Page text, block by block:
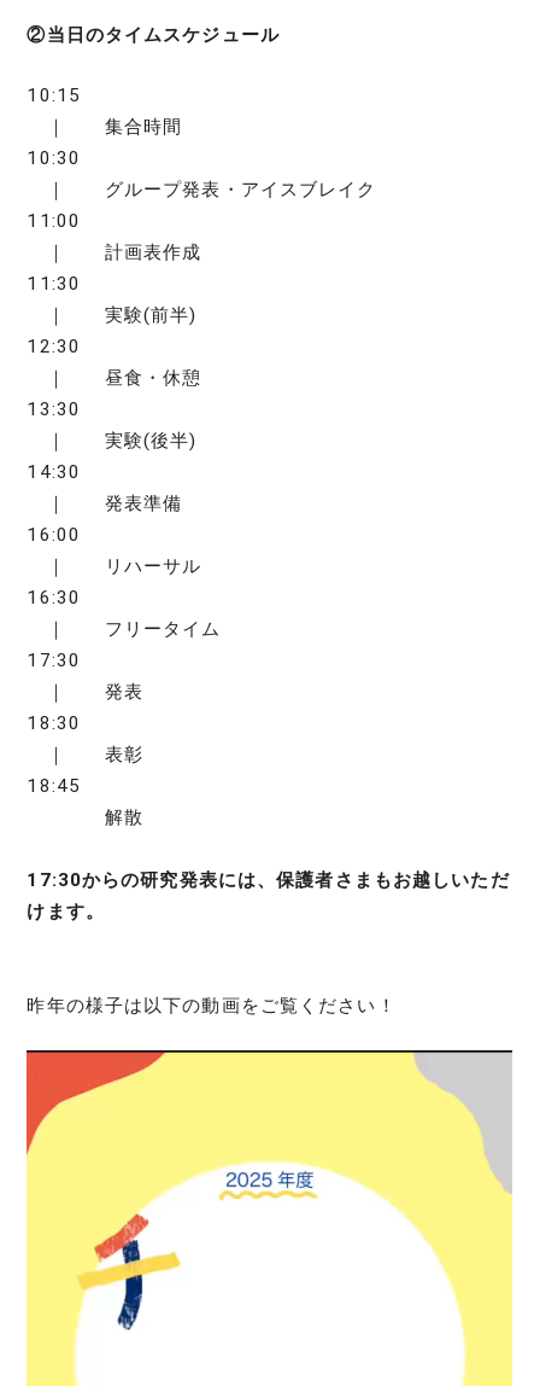
②当日のタイムスケジュール
10:15
｜ 集合時間
10:30
｜ グループ発表・アイスブレイク
11:00
｜ 計画表作成
11:30
｜ 実験(前半)
12:30
｜ 昼食・休憩
13:30
｜ 実験(後半)
14:30
｜ 発表準備
16:00
｜ リハーサル
16:30
｜ フリータイム
17:30
｜ 発表
18:30
｜ 表彰
18:45
解散
17:30からの研究発表には、保護者さまもお越しいただ
けます。
昨年の様子は以下の動画をご覧ください！